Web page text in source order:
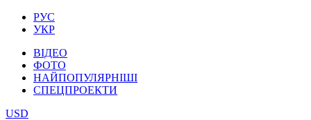
РУС
УКР
ВІДЕО
ФОТО
НАЙПОПУЛЯРНІШІ
СПЕЦПРОЕКТИ
USD